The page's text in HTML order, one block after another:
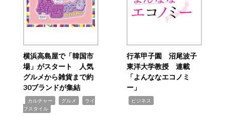
横浜高島屋で「韓国市
場」がスタート 人気
グルメから雑貨まで約
30ブランドが集結
カルチャー グルメ
ライ
フスタイル
行革甲子園 沼尾波子
東洋大学教授 連載
「よんななエコノミ
ー」
ビジネス